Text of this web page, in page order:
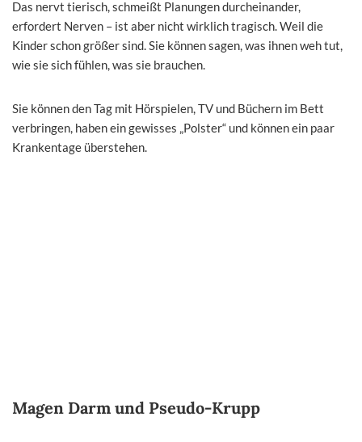
Das nervt tierisch, schmeißt Planungen durcheinander,
erfordert Nerven – ist aber nicht wirklich tragisch. Weil die
Kinder schon größer sind. Sie können sagen, was ihnen weh tut,
wie sie sich fühlen, was sie brauchen.
Sie können den Tag mit Hörspielen, TV und Büchern im Bett
verbringen, haben ein gewisses „Polster“ und können ein paar
Krankentage überstehen.
Magen Darm und Pseudo-Krupp